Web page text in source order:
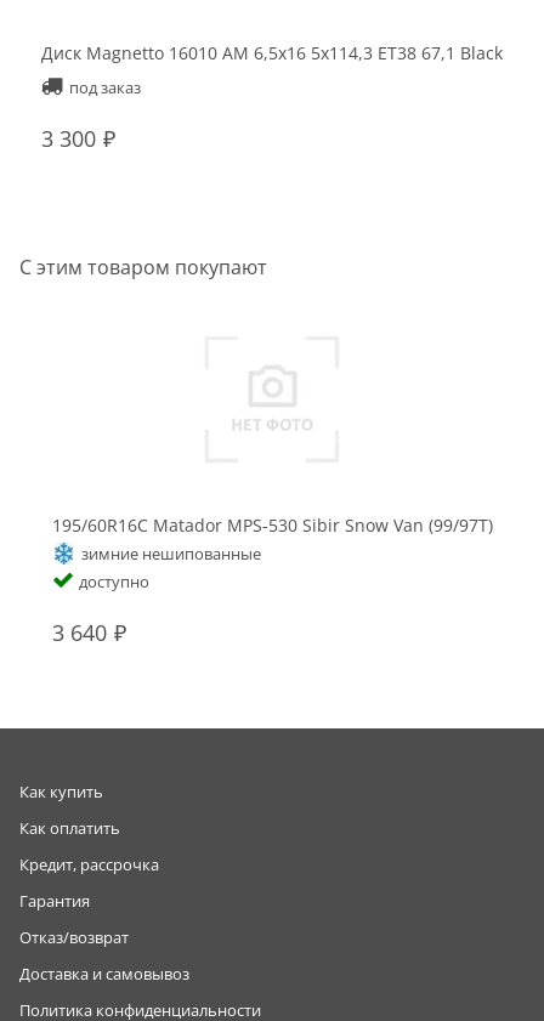
Диск Magnetto 16010 AM 6,5x16 5x114,3 ET38 67,1 Black
под заказ
3 300
С этим товаром покупают
195/60R16C Matador MPS-530 Sibir Snow Van (99/97T)
зимние нешипованные
доступно
3 640
Как купить
Как оплатить
Кредит, рассрочка
Гарантия
Отказ/возврат
Доставка и самовывоз
Политика конфиденциальности